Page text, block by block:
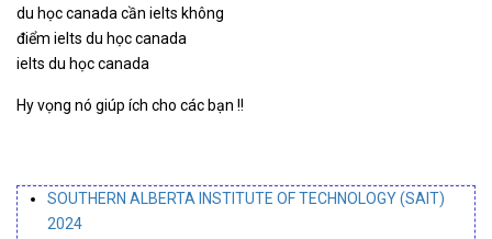
du học canada cần ielts không
điểm ielts du học canada
ielts du học canada
Hy vọng nó giúp ích cho các bạn !!
SOUTHERN ALBERTA INSTITUTE OF TECHNOLOGY (SAIT)
2024